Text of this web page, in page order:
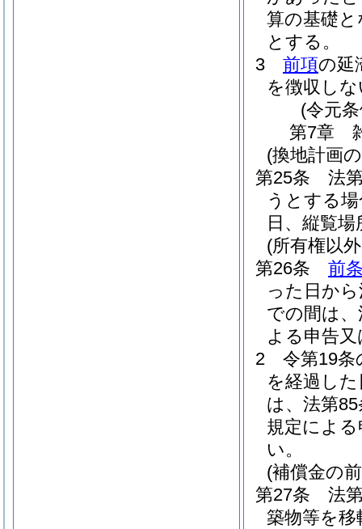
算の基礎
とする。
3
前項の延
を徴収し
(令元
第7章
(換地計画
第25条
法
うとする
日、縦覧
(所有権以
第26条
前
った日か
での間は
よる申告
2
令第19
を経過し
は、法第
規定によ
い。
(補償金の
第27条
法
築物等を